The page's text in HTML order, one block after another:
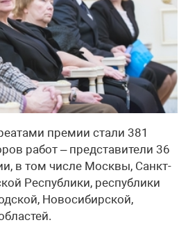
премии стали 381
работ – представители 36
в том числе Москвы, Санкт-
Республики, республики
Новосибирской,